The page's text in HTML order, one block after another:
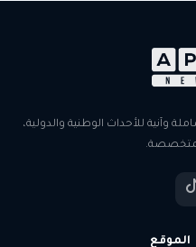
وآنية للأحداث الوطنية والدولية،
المتخصصة.
الموقع